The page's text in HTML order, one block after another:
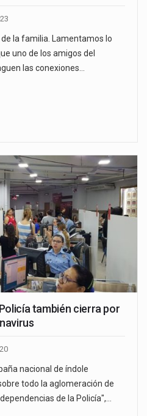
la familia. Lamentamos lo
uno de los amigos del
las conexiones…
también cierra por
nacional de índole
todo la aglomeración de
de la Policía",…